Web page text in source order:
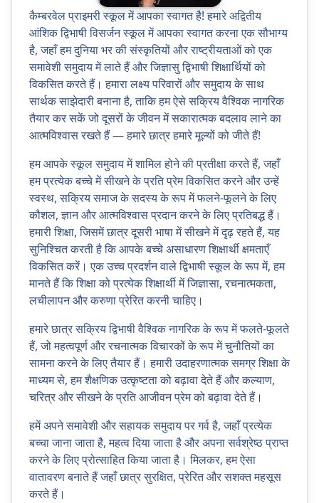
कैम्बरवेल प्राइमरी स्कूल में आपका स्वागत है! हमारे अद्वितीय
आंशिक द्विभाषी विसर्जन स्कूल में आपका स्वागत करना एक सौभाग्य
है, जहाँ हम दुनिया भर की संस्कृतियों और राष्ट्रीयताओं को एक
समावेशी समुदाय में लाते हैं और जिज्ञासु द्विभाषी शिक्षार्थियों को
विकसित करते हैं। हमारा लक्ष्य परिवारों और समुदाय के साथ
सार्थक साझेदारी बनाना है, ताकि हम ऐसे सक्रिय वैश्विक नागरिक
तैयार कर सकें जो दूसरों के जीवन में सकारात्मक बदलाव लाने का
आत्मविश्वास रखते हैं — हमारे छात्र हमारे मूल्यों को जीते हैं!
हम आपके स्कूल समुदाय में शामिल होने की प्रतीक्षा करते हैं, जहाँ
हम प्रत्येक बच्चे में सीखने के प्रति प्रेम विकसित करने और उन्हें
स्वस्थ, सक्रिय समाज के सदस्य के रूप में फलने-फूलने के लिए
कौशल, ज्ञान और आत्मविश्वास प्रदान करने के लिए प्रतिबद्ध हैं।
हमारी शिक्षा, जिसमें छात्र दूसरी भाषा में सीखने में दृढ़ रहते हैं, यह
सुनिश्चित करती है कि आपके बच्चे असाधारण शिक्षार्थी क्षमताएँ
विकसित करें। एक उच्च प्रदर्शन वाले द्विभाषी स्कूल के रूप में, हम
मानते हैं कि शिक्षा को प्रत्येक शिक्षार्थी में जिज्ञासा, रचनात्मकता,
लचीलापन और करुणा प्रेरित करनी चाहिए।
हमारे छात्र सक्रिय द्विभाषी वैश्विक नागरिक के रूप में फलते-फूलते
हैं, जो महत्वपूर्ण और रचनात्मक विचारकों के रूप में चुनौतियों का
सामना करने के लिए तैयार हैं। हमारी उदाहरणात्मक समग्र शिक्षा के
माध्यम से, हम शैक्षणिक उत्कृष्टता को बढ़ावा देते हैं और कल्याण,
चरित्र और सीखने के प्रति आजीवन प्रेम को बढ़ावा देते हैं।
हमें अपने समावेशी और सहायक समुदाय पर गर्व है, जहाँ प्रत्येक
बच्चा जाना जाता है, महत्व दिया जाता है और अपना सर्वश्रेष्ठ प्राप्त
करने के लिए प्रोत्साहित किया जाता है। मिलकर, हम ऐसा
वातावरण बनाते हैं जहाँ छात्र सुरक्षित, प्रेरित और सशक्त महसूस
करते हैं।